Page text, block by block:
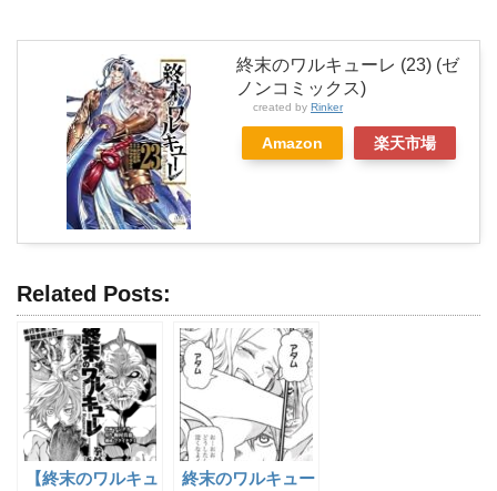
終末のワルキューレ (23) (ゼ
ノンコミックス)
created by Rinker
Amazon 楽天市場
Related Posts:
【終末のワルキュ
終末のワルキュー